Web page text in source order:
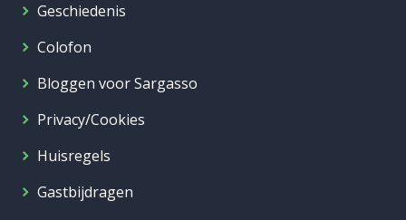
Geschiedenis
Colofon
Bloggen voor Sargasso
Privacy/Cookies
Huisregels
Gastbijdragen